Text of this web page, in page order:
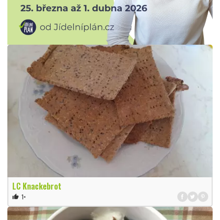
LC Knackebrot
thumb_up 1×